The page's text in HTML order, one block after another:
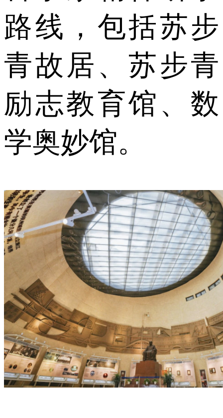
路线，包括苏步
青故居、苏步青
励志教育馆、数
学奥妙馆。